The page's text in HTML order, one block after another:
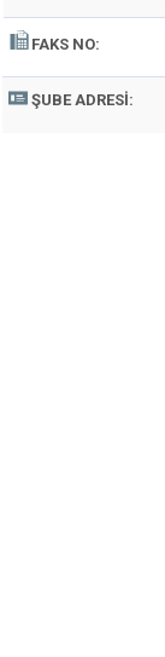
FAKS NO:
ŞUBE ADRESI: